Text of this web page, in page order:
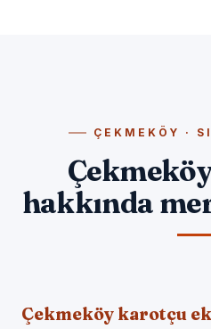
ÇEKMEKÖY ·
hakkında
Çekmeköy karotçu